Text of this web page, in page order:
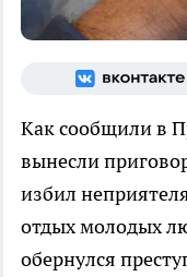
Как сообщили в
вынесли
избил
отдых молодых
обернулся